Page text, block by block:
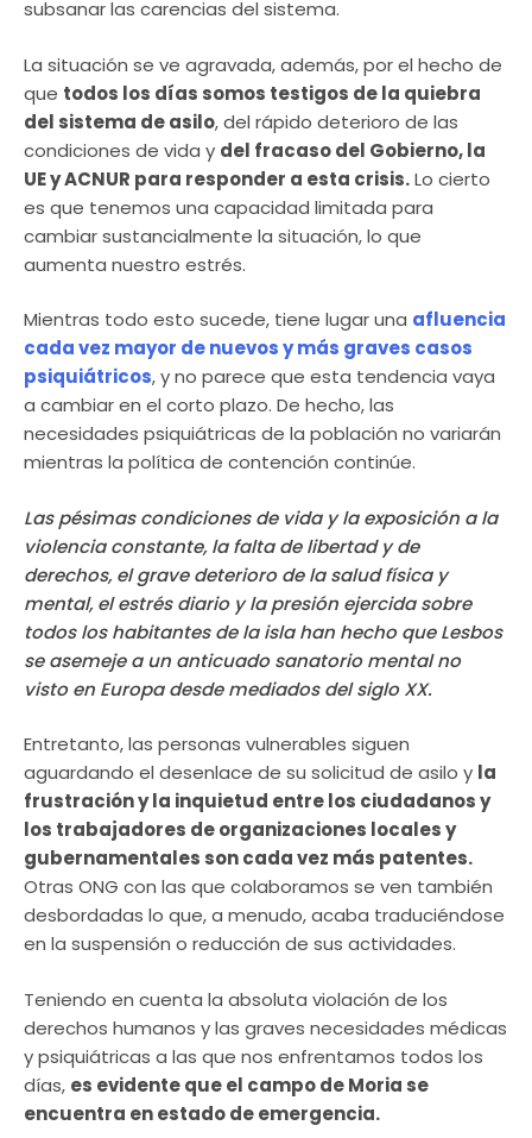
subsanar las carencias del sistema.
La situación se ve agravada, además, por el hecho de
que todos los días somos testigos de la quiebra
del sistema de asilo, del rápido deterioro de las
condiciones de vida y del fracaso del Gobierno, la
UE y ACNUR para responder a esta crisis.Lo cierto
es que tenemos una capacidad limitada para
cambiar sustancialmente la situación, lo que
aumenta nuestro estrés.
Mientras todo esto sucede, tiene lugar una afluencia
cada vez mayor de nuevos y más graves casos
psiquiátricos, y no parece que esta tendencia vaya
a cambiar en el corto plazo. De hecho, las
necesidades psiquiátricas de la población no variarán
mientras la política de contención continúe.
Las pésimas condiciones de vida y la exposición a la
violencia constante, la falta de libertad y de
derechos, el grave deterioro de la salud física y
mental, el estrés diario y la presión ejercida sobre
todos los habitantes de la isla han hecho que Lesbos
se asemeje a un anticuado sanatorio mental no
visto en Europa desde mediados del siglo XX.
Entretanto, las personas vulnerables siguen
aguardando el desenlace de su solicitud de asilo y la
frustración y la inquietud entre los ciudadanos y
los trabajadores de organizaciones locales y
gubernamentales son cada vez más patentes.
Otras ONG con las que colaboramos se ven también
desbordadas lo que, a menudo, acaba traduciéndose
en la suspensión o reducción de sus actividades.
Teniendo en cuenta la absoluta violación de los
derechos humanos y las graves necesidades médicas
y psiquiátricas a las que nos enfrentamos todos los
días, es evidente que el campo de Moria se
encuentra en estado de emergencia.